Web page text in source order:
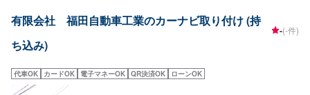
有限会社 福田自動車工業のカーナビ取り付け (持
ち込み)
-(-件)
代車OK カードOK 電子マネーOK QR決済OK ローンOK